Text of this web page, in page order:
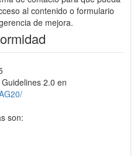
al contenido o formulario
de mejora.
2.0 en
son: